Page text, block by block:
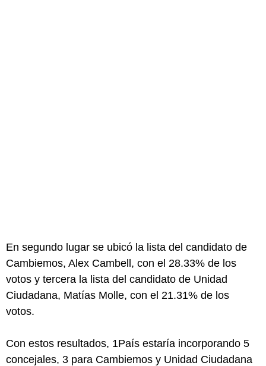
En segundo lugar se ubicó la lista del candidato de
Cambiemos, Alex Cambell, con el 28.33% de los
votos y tercera la lista del candidato de Unidad
Ciudadana, Matías Molle, con el 21.31% de los
votos.
Con estos resultados, 1País estaría incorporando 5
concejales, 3 para Cambiemos y Unidad Ciudadana